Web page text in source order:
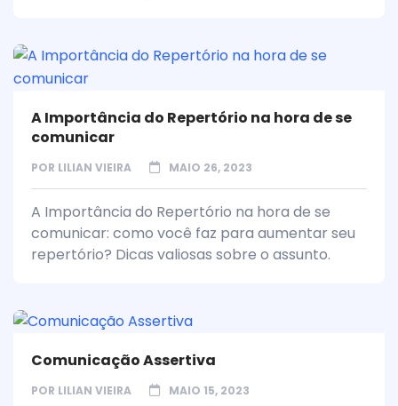
A Importância do Repertório na hora de se
comunicar
POR LILIAN VIEIRA MAIO 26, 2023
A Importância do Repertório na hora de se
comunicar: como você faz para aumentar seu
repertório? Dicas valiosas sobre o assunto.
Comunicação Assertiva
POR LILIAN VIEIRA MAIO 15, 2023